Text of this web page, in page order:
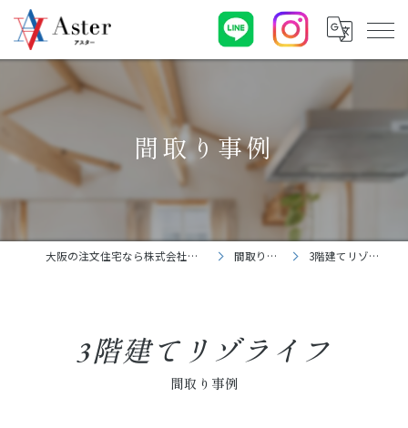
間取り事例
大阪の注文住宅なら株式会社アスター 間取り事例 3階建てリゾライフ
間取り事例
3階建てリゾライフ